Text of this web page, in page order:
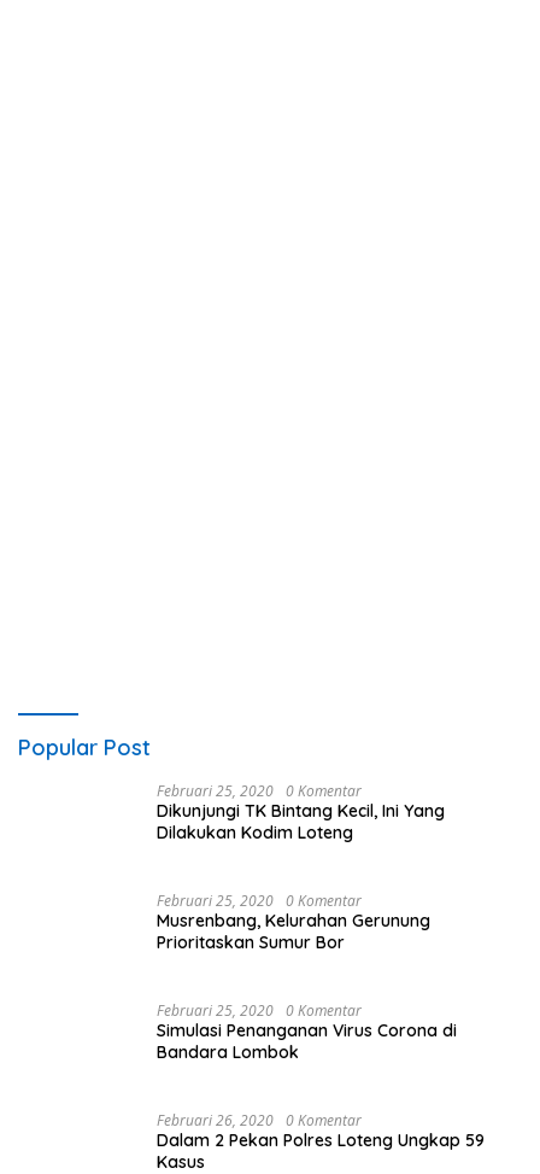
Popular Post
Februari 25, 2020 0 Komentar
Dikunjungi TK Bintang Kecil, Ini Yang
Dilakukan Kodim Loteng
Februari 25, 2020 0 Komentar
Musrenbang, Kelurahan Gerunung
Prioritaskan Sumur Bor
Februari 25, 2020 0 Komentar
Simulasi Penanganan Virus Corona di
Bandara Lombok
Februari 26, 2020 0 Komentar
Dalam 2 Pekan Polres Loteng Ungkap 59
Kasus